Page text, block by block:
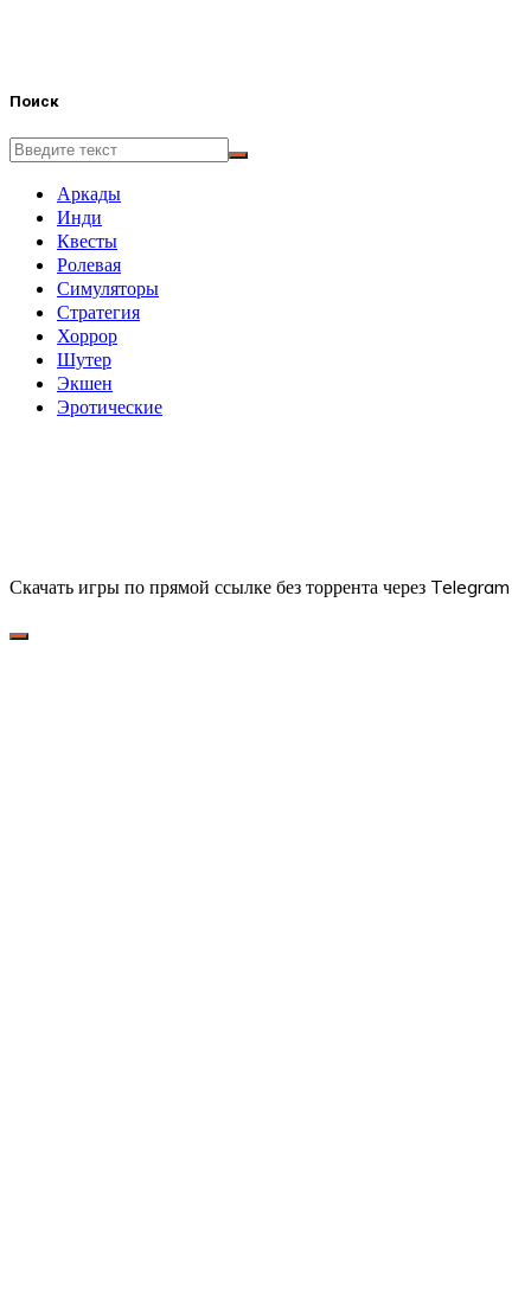
Поиск
Аркады
Инди
Квесты
Ролевая
Симуляторы
Стратегия
Хоррор
Шутер
Экшен
Эротические
Скачать игры по прямой ссылке без торрента через Telegram